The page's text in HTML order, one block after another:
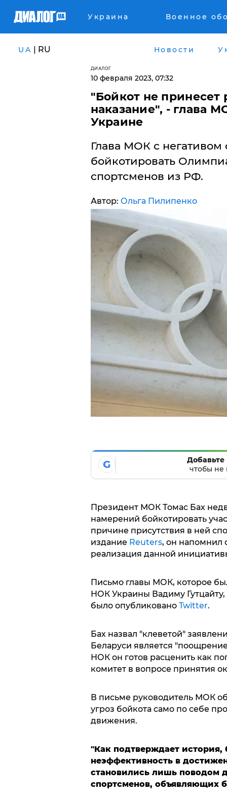
Украина Военное
UA | RU Новости
ДИАЛОГ
10 февраля 2023, 07:32
"Бойкот не принесет
наказание", - глава
Украине
Глава МОК с
бойкотировать
спортсменов из РФ.
Автор: Ольга Пилипенко
G
Добавьте
чтобы не
Президент МОК Томас Бах
намерений бойкотировать
причине присутствия в ней
издание Reuters, он напомнил
реализация данной
Письмо главы МОК, которое
НОК Украины Вадиму
было опубликовано Twitter.
Бах назвал "клеветой"
Беларуси является
НОК он готов расценить как
комитет в вопросе принятия
В письме руководитель МОК
угроз бойкота само по себе
движения.
"Как подтверждает
неэффективность в
становились лишь поводом
спортсменов, объявляющих